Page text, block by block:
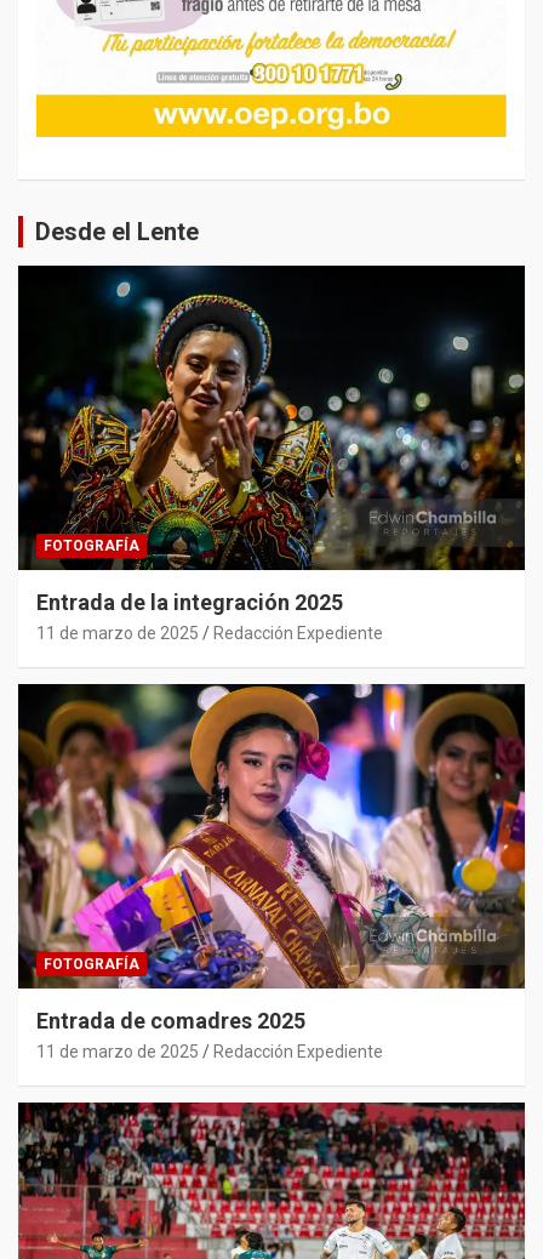
Desde el Lente
FOTOGRAFÍA
Entrada de la integración 2025
11 de marzo de 2025 Redacción Expediente
FOTOGRAFÍA
Entrada de comadres 2025
11 de marzo de 2025 Redacción Expediente